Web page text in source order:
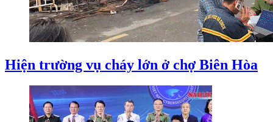
Hiện trường vụ cháy lớn ở chợ Biên Hòa